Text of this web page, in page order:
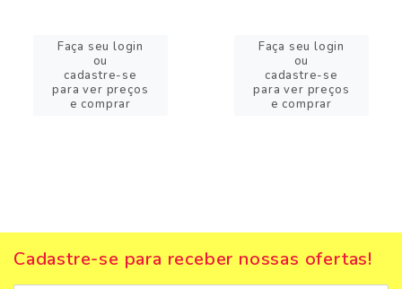
Faça seu login
ou
cadastre-se
para ver preços
e comprar
Faça seu login
ou
cadastre-se
para ver preços
e comprar
Cadastre-se para receber nossas ofertas!